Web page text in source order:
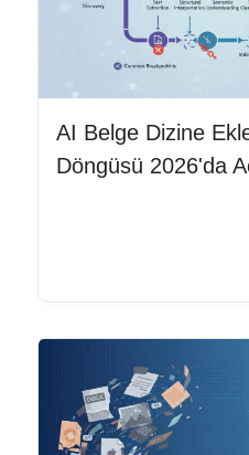
AI Belge Dizine
Döngüsü 2026'da